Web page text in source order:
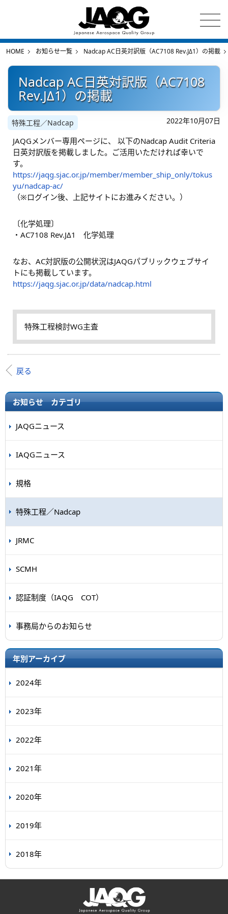
HOME お知らせ一覧 Nadcap AC日英対訳版（AC7108 Rev.JΔ1）の掲載
Nadcap AC日英対訳版（AC7108
Rev.JΔ1）の掲載
特殊工程／Nadcap 2022年10月07日
JAQGメンバー専用ページに、 以下のNadcap Audit Criteria
日英対訳版を掲載しました。ご活用いただければ幸いで
す。
https://jaqg.sjac.or.jp/member/member_ship_only/tokus
yu/nadcap-ac/
（※ログイン後、上記サイトにお進みください。）
〔化学処理〕
・AC7108 Rev.JΔ1 化学処理
なお、AC対訳版の公開状況はJAQGパブリックウェブサイ
トにも掲載しています。
https://jaqg.sjac.or.jp/data/nadcap.html
特殊工程検討WG主査
戻る
お知らせ カテゴリ
JAQGニュース
IAQGニュース
規格
特殊工程／Nadcap
JRMC
SCMH
認証制度（IAQG COT）
事務局からのお知らせ
年別アーカイブ
2024年
2023年
2022年
2021年
2020年
2019年
2018年